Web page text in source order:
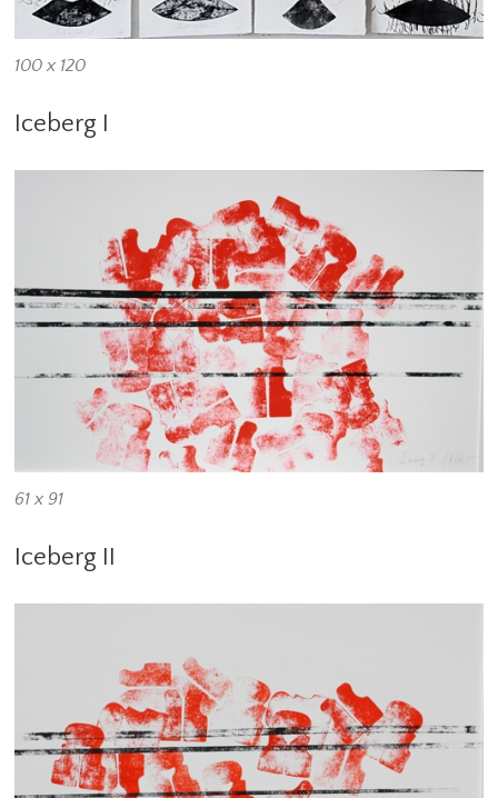
100 x 120
Iceberg I
61 x 91
Iceberg II